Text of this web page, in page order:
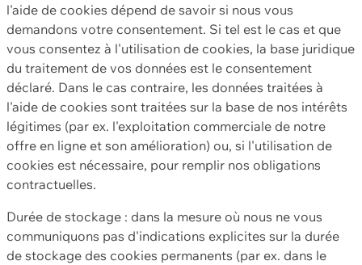
l'aide de cookies dépend de savoir si nous vous
demandons votre consentement. Si tel est le cas et que
vous consentez à l'utilisation de cookies, la base juridique
du traitement de vos données est le consentement
déclaré. Dans le cas contraire, les données traitées à
l'aide de cookies sont traitées sur la base de nos intérêts
légitimes (par ex. l'exploitation commerciale de notre
offre en ligne et son amélioration) ou, si l'utilisation de
cookies est nécessaire, pour remplir nos obligations
contractuelles.
Durée de stockage : dans la mesure où nous ne vous
communiquons pas d'indications explicites sur la durée
de stockage des cookies permanents (par ex. dans le